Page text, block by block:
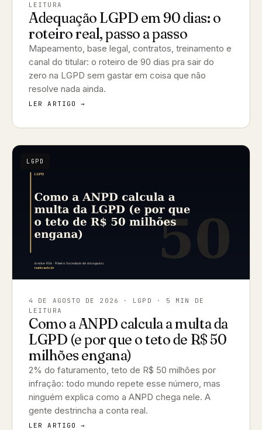
LEITURA
Adequação LGPD em 90 dias: o
roteiro real, passo a passo
Mapeamento, base legal, contratos, treinamento e
canal do titular: o roteiro de 90 dias pra sair do
zero na LGPD sem gastar em coisa que não
resolve nada ainda.
LER ARTIGO →
LGPD
4 DE AGOSTO DE 2026
· LGPD · 5 MIN DE
LEITURA
Como a ANPD calcula a multa da
LGPD (e por que o teto de R$ 50
milhões engana)
2% do faturamento, teto de R$ 50 milhões por
infração: todo mundo repete esse número, mas
ninguém explica como a ANPD chega nele. A
gente destrincha a conta real.
LER ARTIGO →